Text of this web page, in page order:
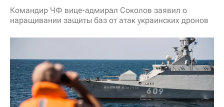
Командир ЧФ вице-адмирал Соколов заявил о
наращивании защиты баз от атак украинских дронов